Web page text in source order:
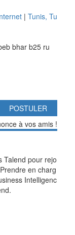
| Tunis, Tu
bhar b25 ru
POSTULER
à vos amis !
Talend pour rejo
Prendre en charg
Intelligenc